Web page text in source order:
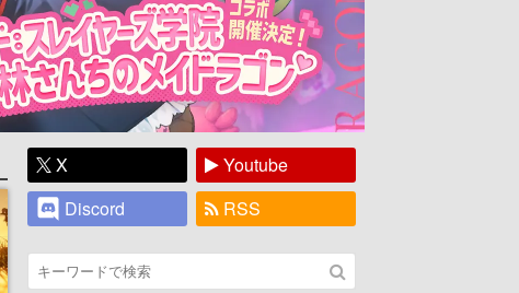
X
Youtube
Discord
RSS